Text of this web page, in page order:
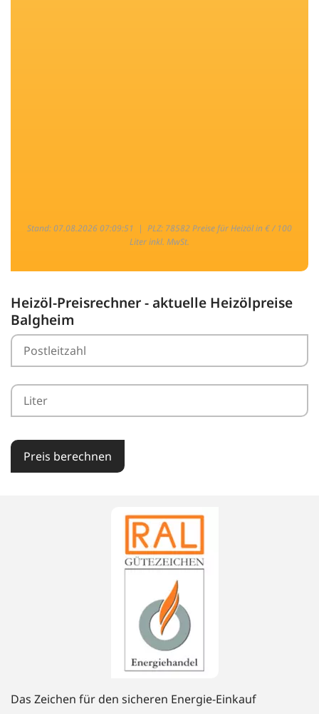
Stand: 07.08.2026 07:09:51 | PLZ: 78582 Preise für Heizöl in € / 100
Liter inkl. MwSt.
Heizöl-Preisrechner - aktuelle Heizölpreise
Balgheim
Preis berechnen
Das Zeichen für den sicheren Energie-Einkauf